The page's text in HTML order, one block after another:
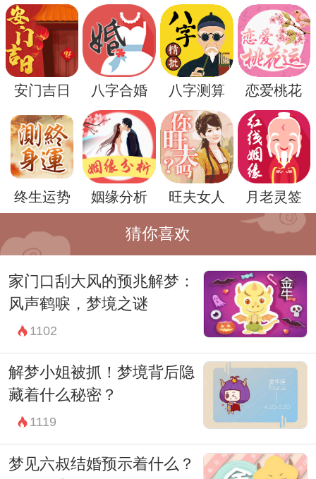
总的来说，梦到侯井可能暗示着梦者对于生
活、情感或内心世界有所困惑和迷茫，需要
通过解梦来寻找内心的平衡和安宁。
解梦并不是一件简单的事情，需要结合个人
的情况和整体的梦境来进行分析。如果梦者
对于梦境的解释有困惑，可以寻求专业的心
理咨询师来进行解读和指导。
最后，无论梦到什么样的内容，都不要过分
神经质地解读，梦境只是一种心理活动，可
以引起思考，但不必过分在意。
所以，梦到侯井可能代表着内心世界的某种
状态，需要梦者认真对待，并在日常生活中
寻找平衡和解决方法。愿每个人都能找到内
心的平静和安宁。
安门吉日 八字合婚 八字测算 恋爱桃花
终生运势 姻缘分析 旺夫女人 月老灵签
猜你喜欢
家门口刮大风的预兆解梦：
风声鹤唳，梦境之谜
1102
解梦小姐被抓！梦境背后隐
藏着什么秘密？
1119
梦见六叔结婚预示着什么？